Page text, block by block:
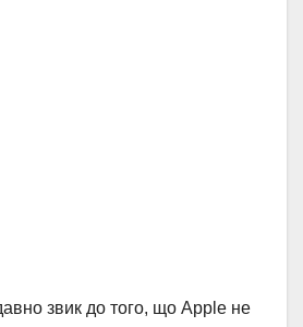
звик до того, що Apple не